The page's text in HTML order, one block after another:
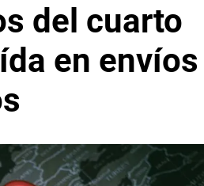
del cuarto
en envíos